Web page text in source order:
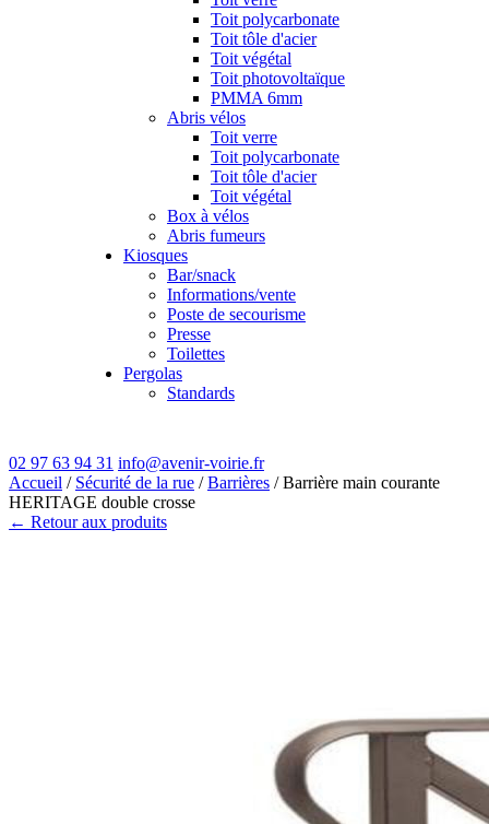
Toit polycarbonate
Toit tôle d'acier
Toit végétal
Toit photovoltaïque
PMMA 6mm
Abris vélos
Toit verre
Toit polycarbonate
Toit tôle d'acier
Toit végétal
Box à vélos
Abris fumeurs
Kiosques
Bar/snack
Informations/vente
Poste de secourisme
Presse
Toilettes
Pergolas
Standards
02 97 63 94 31 info@avenir-voirie.fr
Accueil / Sécurité de la rue /Barrières / Barrière main courante
HERITAGE double crosse
← Retour aux produits